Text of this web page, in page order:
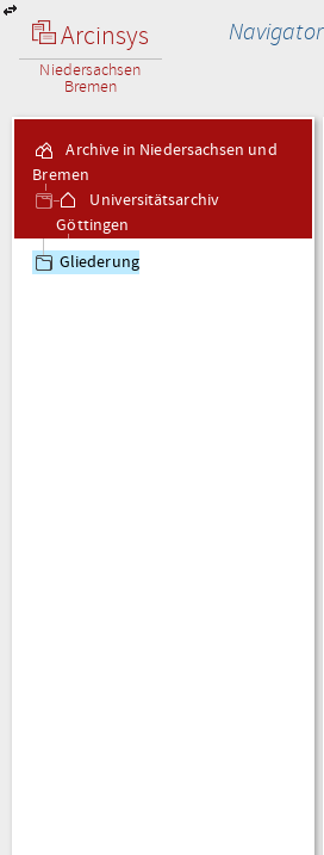
Arcinsys
Niedersachsen
Bremen
Navigator
Archive in Niedersachsen und
Bremen
Universitätsarchiv
Göttingen
Math.-Nat. Pers.
Mathematisch-
Gliederung